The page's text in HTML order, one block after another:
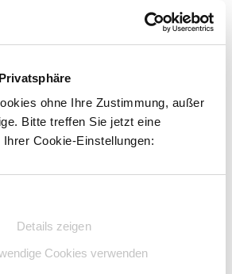
ohne Ihre Zustimmung, außer
Bitte treffen Sie jetzt eine
Cookie-Einstellungen:
Details zeigen
Cookies verwenden
71,40 € inkl. MwSt.
Lieferzeit 20 Werktage
Gib den gewünschten
In den Warenkorb